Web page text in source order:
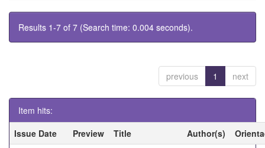
Results 1-7 of 7 (Search time: 0.004 seconds).
previous 1 next
Item hits:
Issue Date
Preview Title Author(s)